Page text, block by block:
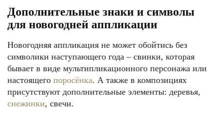
Дополнительные знаки и символы
для новогодней аппликации
Новогодняя аппликация не может обойтись без
символики наступающего года – свинки, которая
бывает в виде мультипликационного персонажа или
настоящего поросёнка. А также в композициях
присутствуют дополнительные элементы: деревья,
снежинки, свечи.